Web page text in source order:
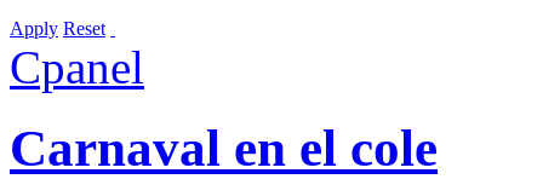
Apply Reset
Cpanel
Carnaval en el cole